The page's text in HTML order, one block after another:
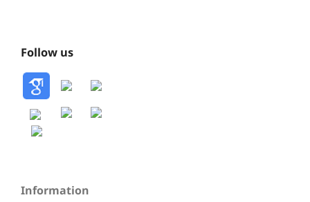
Follow us
Information